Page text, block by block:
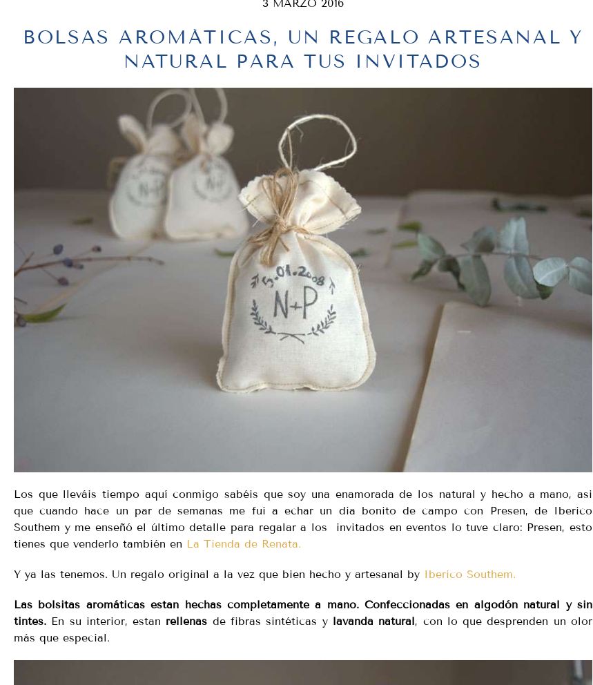
3 MARZO 2016
BOLSAS AROMÁTICAS, UN REGALO ARTESANAL Y
NATURAL PARA TUS INVITADOS
Los que lleváis tiempo aquí conmigo sabéis que soy una enamorada de los natural y hecho a mano, asi
que cuando hace un par de semanas me fui a echar un dia bonito de campo con Presen, de Iberico
Southem y me enseñó el último detalle para regalar a los invitados en eventos lo tuve claro: Presen, esto
tienes que venderlo también en La Tienda de Renata.
Y ya las tenemos. Un regalo original a la vez que bien hecho y artesanal by Iberico Southem.
Las bolsitas aromáticas estan hechas completamente a mano. Confeccionadas en algodón natural y sin
tintes. En su interior, estan rellenas de fibras sintéticas y lavanda natural, con lo que desprenden un olor
más que especial.